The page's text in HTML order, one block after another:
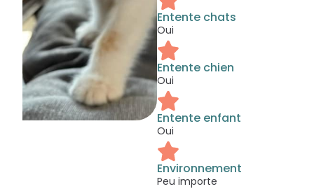
Entente chats
Oui
Entente chien
Oui
Entente enfant
Oui
Environnement
Peu importe